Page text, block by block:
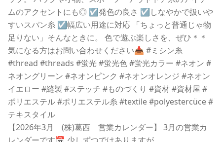
【2026年3月 (株)葛西 営業カレンダー】 3月の営業カ
レンダーです📅 少しずつではありますが